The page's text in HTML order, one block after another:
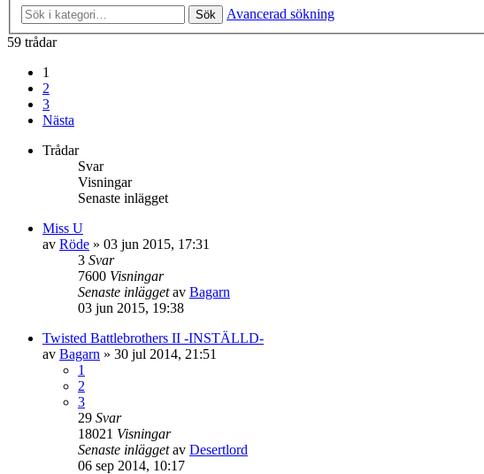
Sök
Avancerad sökning
59 trådar
1
2
3
Nästa
Trådar
Svar
Visningar
Senaste inlägget
Miss U
av Röde » 03 jun 2015, 17:31
3 Svar
7600 Visningar
Senaste inläggetav Bagarn
03 jun 2015, 19:38
Twisted Battlebrothers II -INSTÄLLD-
av Bagarn » 30 jul 2014, 21:51
1
2
3
29 Svar
18021 Visningar
Senaste inläggetav Desertlord
06 sep 2014, 10:17